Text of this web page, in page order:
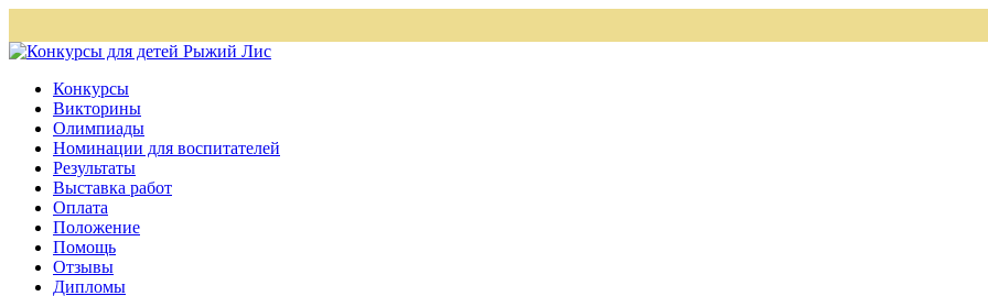
Конкурсы
Викторины
Олимпиады
Номинации для воспитателей
Результаты
Выставка работ
Оплата
Положение
Помощь
Отзывы
Дипломы